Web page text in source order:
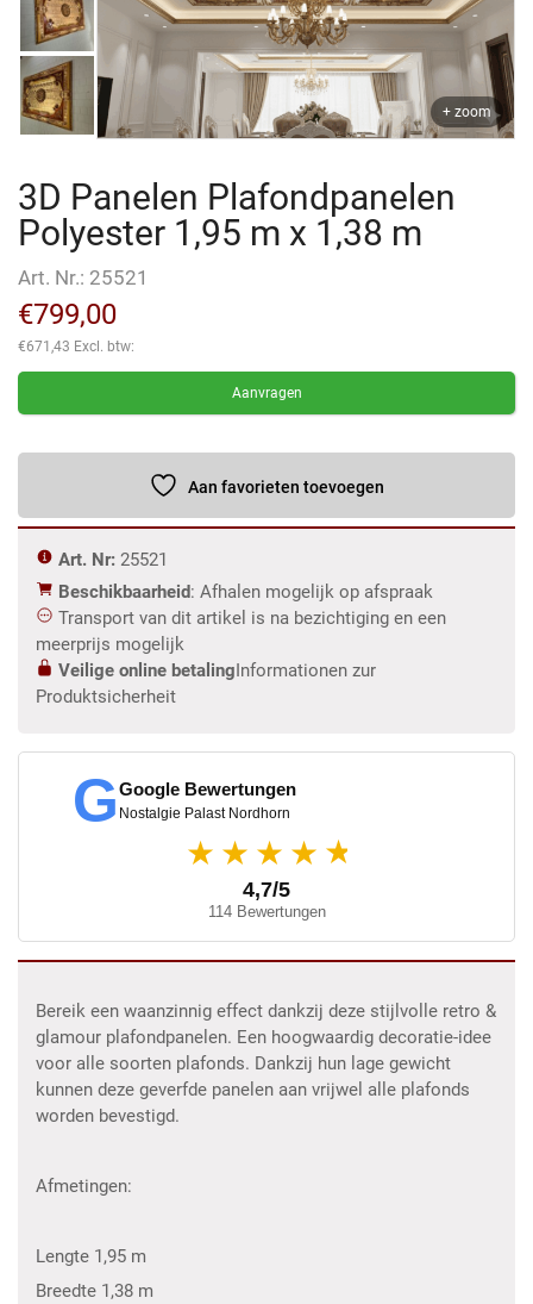
+ zoom
3D Panelen Plafondpanelen
Polyester 1,95 m x 1,38 m
Art. Nr.: 25521
€799,00
€671,43 Excl. btw:
Aanvragen
Aan favorieten toevoegen
Art. Nr: 25521
Beschikbaarheid: Afhalen mogelijk op afspraak
Transport van dit artikel is na bezichtiging en een
meerprijs mogelijk
Veilige online betalingInformationen zur
Produktsicherheit
GGoogle Bewertungen
Nostalgie Palast Nordhorn
★★★★ ★
4,7/5
114 Bewertungen
Bereik een waanzinnig effect dankzij deze stijlvolle retro &
glamour plafondpanelen. Een hoogwaardig decoratie-idee
voor alle soorten plafonds. Dankzij hun lage gewicht
kunnen deze geverfde panelen aan vrijwel alle plafonds
worden bevestigd.
Afmetingen:
Lengte 1,95 m
Breedte 1,38 m